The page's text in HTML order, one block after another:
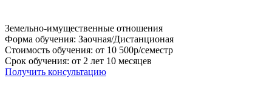
Земельно-имущественные отношения
Форма обучения: Заочная/Дистанционая
Стоимость обучения: от 10 500р/семестр
Срок обучения: от 2 лет 10 месяцев
Получить консультацию